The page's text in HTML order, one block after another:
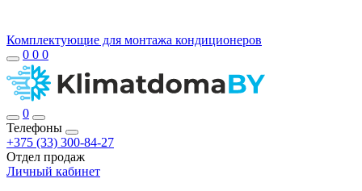
Комплектующие для монтажа кондиционеров
0 0 0
0
Телефоны
+375 (33) 300-84-27
Отдел продаж
Личный кабинет